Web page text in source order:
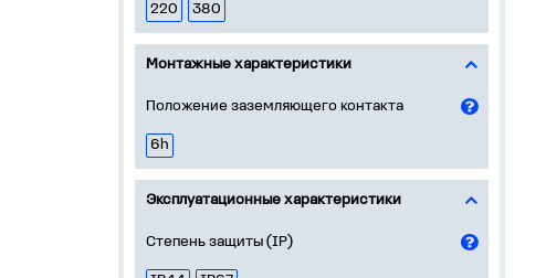
220 380
Монтажные характеристики
Положение заземляющего контакта
6h
Эксплуатационные характеристики
Степень защиты (IP)